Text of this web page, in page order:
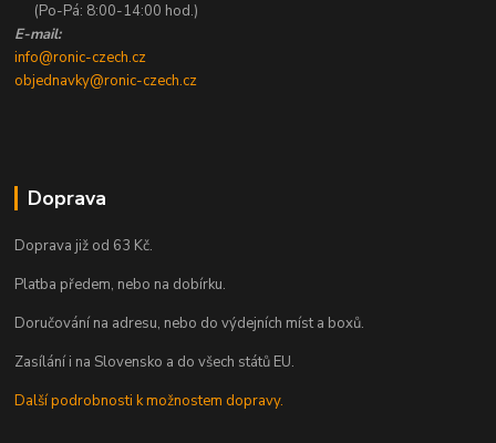
(Po-Pá: 8:00-14:00 hod.)
E-mail:
info@ronic-czech.cz
objednavky@ronic-czech.cz
Doprava
Doprava již od 63 Kč.
Platba předem, nebo na dobírku.
Doručování na adresu, nebo do výdejních míst a boxů.
Zasílání i na Slovensko a do všech států EU.
Další podrobnosti k možnostem dopravy.